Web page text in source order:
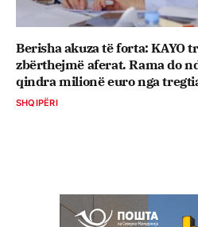
Berisha akuza të forta: KAYO
zbërthejmë aferat. Rama do
qindra milionë euro nga
SHQIPËRI